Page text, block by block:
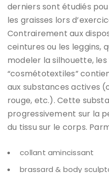
derniers sont étudiés
les graisses lors
Contrairement aux
ceintures ou les leggins,
modeler la silhouette,
“cosmétotextiles”
aux substances actives
rouge, etc.). Cette
progressivement sur la
du tissu sur le corps.
collant amincissant
brassard & body